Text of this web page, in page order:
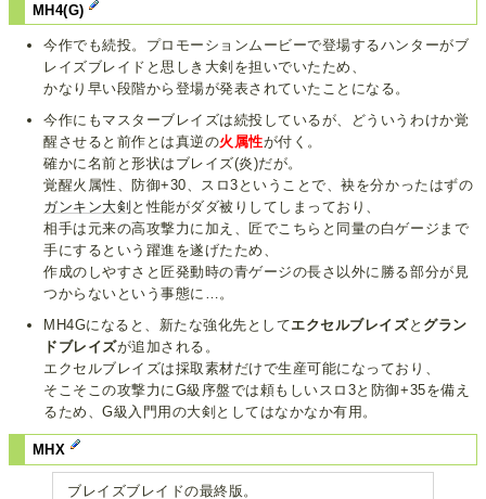
MH4(G)
今作でも続投。プロモーションムービーで登場するハンターがブ
レイズブレイドと思しき大剣を担いでいたため、
かなり早い段階から登場が発表されていたことになる。
今作にもマスターブレイズは続投しているが、どういうわけか覚
醒させると前作とは真逆の火属性が付く。
確かに名前と形状はブレイズ(炎)だが。
覚醒火属性、防御+30、スロ3ということで、袂を分かったはずの
ガンキン大剣 と性能がダダ被りしてしまっており、
相手は元来の高攻撃力に加え、匠でこちらと同量の白ゲージまで
手にするという躍進を遂げたため、
作成のしやすさと匠発動時の青ゲージの長さ以外に勝る部分が見
つからないという事態に…。
MH4Gになると、新たな強化先としてエクセルブレイズと グラン
ドブレイズが追加される。
エクセルブレイズは採取素材だけで生産可能になっており、
そこそこの攻撃力にG級序盤では頼もしいスロ3と防御+35を備え
るため、G級入門用の大剣としてはなかなか有用。
MHX
ブレイズブレイドの最終版。